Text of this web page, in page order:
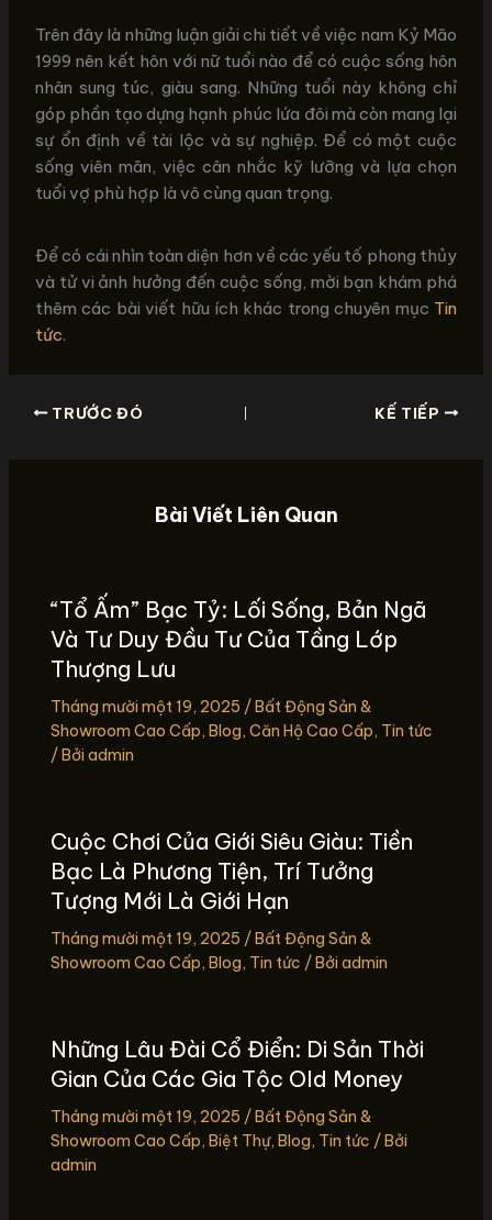
Trên đây là những luận giải chi tiết về việc nam Kỷ Mão
1999 nên kết hôn với nữ tuổi nào để có cuộc sống hôn
nhân sung túc, giàu sang. Những tuổi này không chỉ
góp phần tạo dựng hạnh phúc lứa đôi mà còn mang lại
sự ổn định về tài lộc và sự nghiệp. Để có một cuộc
sống viên mãn, việc cân nhắc kỹ lưỡng và lựa chọn
tuổi vợ phù hợp là vô cùng quan trọng.
Để có cái nhìn toàn diện hơn về các yếu tố phong thủy
và tử vi ảnh hưởng đến cuộc sống, mời bạn khám phá
thêm các bài viết hữu ích khác trong chuyên mục Tin
tức.
TRƯỚC ĐÓ KẾ TIẾP
Bài Viết Liên Quan
“Tổ Ấm” Bạc Tỷ: Lối Sống, Bản Ngã
Và Tư Duy Đầu Tư Của Tầng Lớp
Thượng Lưu
Tháng mười một 19, 2025 /Bất Động Sản &
Showroom Cao Cấp, Blog, Căn Hộ Cao Cấp, Tin tức
/ Bởi admin
Cuộc Chơi Của Giới Siêu Giàu: Tiền
Bạc Là Phương Tiện, Trí Tưởng
Tượng Mới Là Giới Hạn
Tháng mười một 19, 2025 /Bất Động Sản &
Showroom Cao Cấp, Blog, Tin tức / Bởi admin
Những Lâu Đài Cổ Điển: Di Sản Thời
Gian Của Các Gia Tộc Old Money
Tháng mười một 19, 2025 /Bất Động Sản &
Showroom Cao Cấp, Biệt Thự, Blog, Tin tức / Bởi
admin